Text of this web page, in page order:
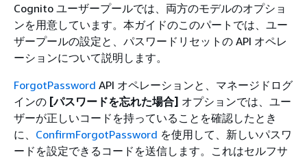
Cognito ユーザープールでは、両方のモデルのオプショ
ンを用意しています。本ガイドのこのパートでは、ユー
ザープールの設定と、パスワードリセットの API オペレ
ーションについて説明します。
ForgotPassword API オペレーションと、マネージドログ
インの [パスワードを忘れた場合] オプションでは、ユー
ザーが正しいコードを持っていることを確認したとき
に、 ConfirmForgotPassword を使用して、新しいパスワ
ードを設定できるコードを送信します。これはセルフサ